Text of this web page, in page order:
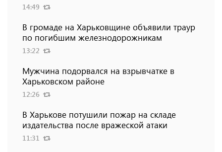
14:49
В громаде на Харьковщине объявили траур
по погибшим железнодорожникам
13:22
Мужчина подорвался на взрывчатке в
Харьковском районе
12:26
В Харькове потушили пожар на складе
издательства после вражеской атаки
11:31